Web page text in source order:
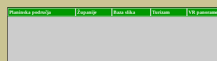
Planinska područja Županije Baza slika Turizam VR panorame